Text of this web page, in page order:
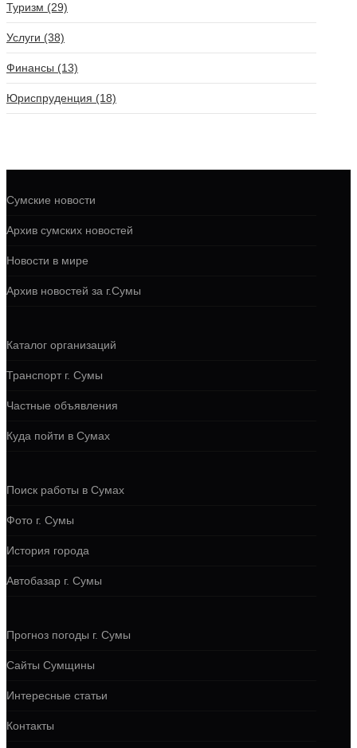
Туризм (29)
Услуги (38)
Финансы (13)
Юриспруденция (18)
Сумские новости
Архив сумских новостей
Новости в мире
Архив новостей за г.Сумы
Каталог организаций
Транспорт г. Сумы
Частные объявления
Куда пойти в Сумах
Поиск работы в Сумах
Фото г. Сумы
История города
Автобазар г. Сумы
Прогноз погоды г. Сумы
Сайты Сумщины
Интересные статьи
Контакты